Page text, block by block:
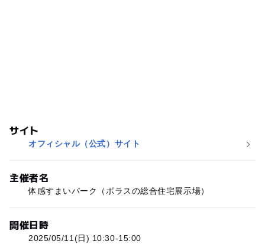
サイト
オフィシャル（公式）サイト
主催者名
体感すまいパーク（ポラスの総合住宅展示場）
開催日時
2025/05/11(日) 10:30-15:00